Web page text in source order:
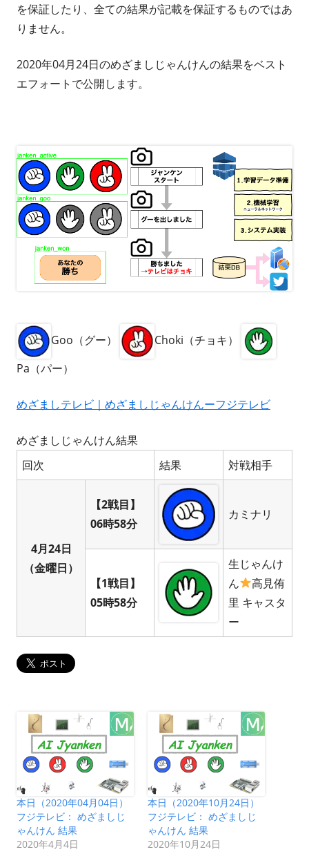
を保証したり、全ての結果が記載を保証するものではあ
りません。
2020年04月24日のめざましじゃんけんの結果をベスト
エフォートで公開します。
Goo（グー）
Choki（チョキ）
Pa（パー）
めざましテレビ｜めざましじゃんけんーフジテレビ
めざましじゃんけん結果
回次
結果 対戦相手
4月24日
（金曜日）
【2戦目】
06時58分
カミナリ
【1戦目】
05時58分
生じゃんけ
ん
高見侑
里 キャスタ
ー
本日（2020年04月04日）
フジテレビ： めざましじ
ゃんけん 結果
2020年4月4日
本日（2020年10月24日）
フジテレビ： めざましじ
ゃんけん 結果
2020年10月24日